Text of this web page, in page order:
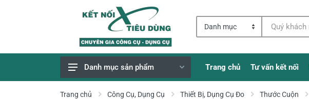
Giao Hàng Miễn Phí
Danh mục sản phẩm Trang chủ Tư vấn kết nối
Trang chủ Công Cụ, Dụng Cụ Thiết Bị, Dụng Cụ Đo Thước Cuộn